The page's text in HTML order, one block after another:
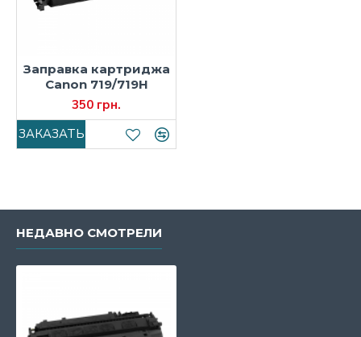
Заправка картриджа
Canon 719/719H
350 грн.
ЗАКАЗАТЬ
НЕДАВНО СМОТРЕЛИ